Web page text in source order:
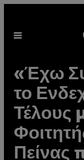
περιεχόμενο
Ανοίξτε
«Έχω
το
Τέλους
Πείνας